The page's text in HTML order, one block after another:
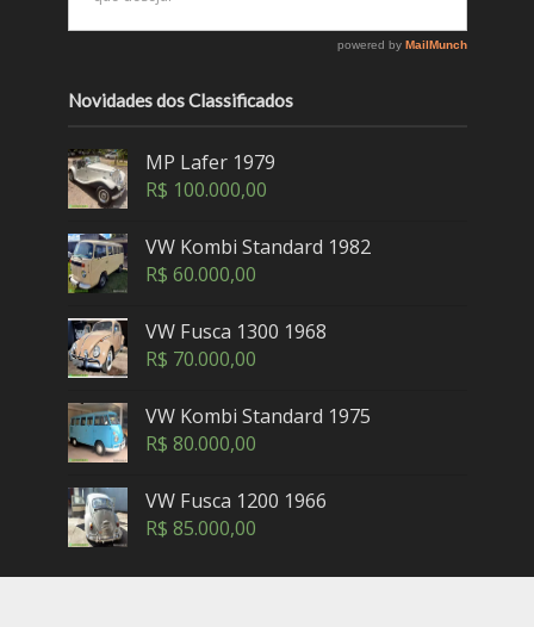
Novidades dos Classificados
MP Lafer 1979
R$ 100.000,00
VW Kombi Standard 1982
R$ 60.000,00
VW Fusca 1300 1968
R$ 70.000,00
VW Kombi Standard 1975
R$ 80.000,00
VW Fusca 1200 1966
R$ 85.000,00